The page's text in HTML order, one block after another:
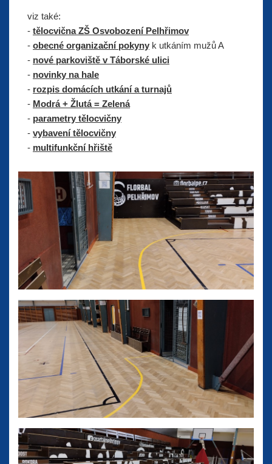
viz také:
- tělocvična ZŠ Osvobození Pelhřimov
- obecné organizační pokyny k utkáním mužů A
- nové parkoviště v Táborské ulici
- novinky na hale
- rozpis domácích utkání a turnajů
- Modrá + Žlutá = Zelená
- parametry tělocvičny
- vybavení tělocvičny
- multifunkční hřiště